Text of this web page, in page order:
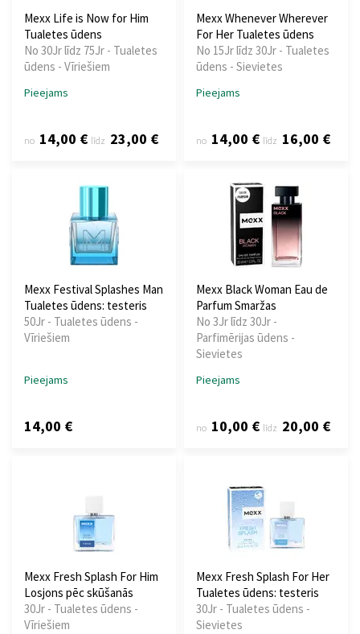
Mexx Life is Now for Him
Tualetes ūdens
No 30Jr līdz 75Jr - Tualetes
ūdens - Vīriešiem
Pieejams
no 14,00 € līdz 23,00 €
Mexx Whenever Wherever
For Her Tualetes ūdens
No 15Jr līdz 30Jr - Tualetes
ūdens - Sievietes
Pieejams
no 14,00 € līdz 16,00 €
Mexx Festival Splashes Man
Tualetes ūdens: testeris
50Jr - Tualetes ūdens -
Vīriešiem
Pieejams
14,00 €
Mexx Black Woman Eau de
Parfum Smaržas
No 3Jr līdz 30Jr -
Parfimērijas ūdens -
Sievietes
Pieejams
no 10,00 € līdz 20,00 €
Mexx Fresh Splash For Him
Losjons pēc skūšanās
30Jr - Tualetes ūdens -
Vīriešiem
Mexx Fresh Splash For Her
Tualetes ūdens: testeris
30Jr - Tualetes ūdens -
Sievietes